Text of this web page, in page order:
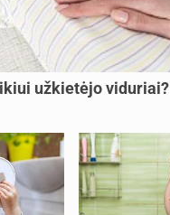
užkietėjo viduriai?